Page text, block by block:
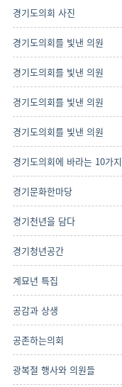
경기도의회 사진
경기도의회를 빛낸 의원
경기도의회를 빛낸 의원
경기도의회를 빛낸 의원
경기도의회를 빛낸 의원
경기도의회에 바라는 10가지
경기문화한마당
경기천년을 담다
경기청년공간
계묘년 특집
공감과 상생
공존하는의회
광복절 행사와 의원들